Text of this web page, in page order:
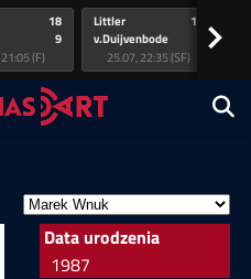
18
9
(F)
Littler
v.Duijvenbode
17
25.07, 22:35 (SF)
>
Data urodzenia
1987